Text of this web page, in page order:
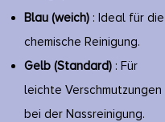
Blau (weich): Ideal für die
chemische Reinigung.
Gelb (Standard): Für
leichte Verschmutzungen
bei der Nassreinigung.